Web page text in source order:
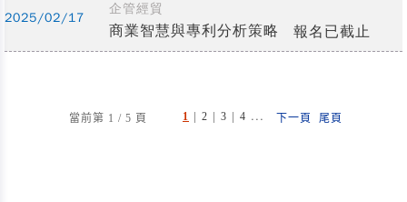
2025/02/17
企管經貿
商業智慧與專利分析策略 報名已截止
當前第 1 / 5 頁 1 | 2 | 3 | 4 ... 下一頁 尾頁